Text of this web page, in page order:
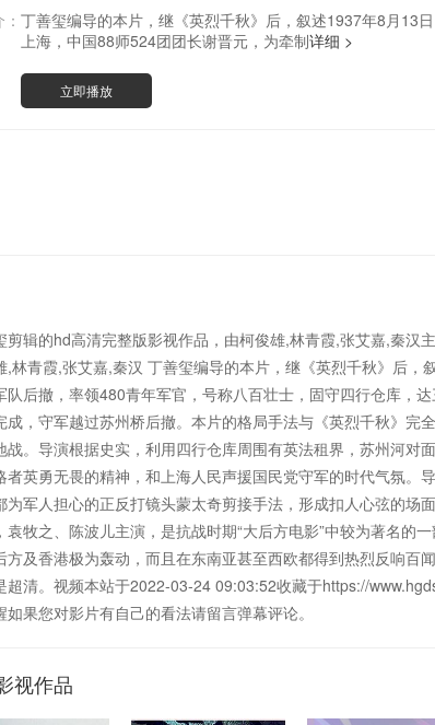
丁善玺编导的本片，继《英烈千秋》后，叙述1937年8月13
上海，中国88师524团团长谢晋元，为牵制详细 >
立即播放
剪辑的hd高清完整版影视作品，由柯俊雄,林青霞,张艾嘉,秦汉
林青霞,张艾嘉,秦汉 丁善玺编导的本片，继《英烈千秋》后
后撤，率领480青年军官，号称八百壮士，固守四行仓库，
，守军越过苏州桥后撤。本片的格局手法与《英烈千秋》完
。导演根据史实，利用四行仓库周围有英法租界，苏州河对
英勇无畏的精神，和上海人民声援国民党守军的时代气氛。
军人担心的正反打镜头蒙太奇剪接手法，形成扣人心弦的场
牧之、陈波儿主演，是抗战时期“大后方电影”中较为著名的
及香港极为轰动，而且在东南亚甚至西欧都得到热烈反响百
清。视频本站于2022-03-24 09:03:52收藏于https://
果您对影片有自己的看法请留言弹幕评论。
视作品